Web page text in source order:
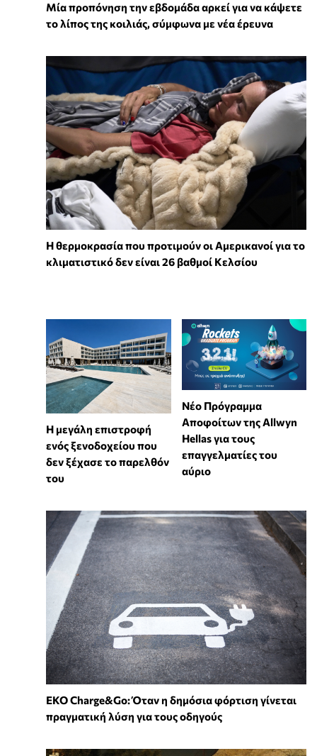
Μία προπόνηση την εβδομάδα αρκεί για να κάψετε
το λίπος της κοιλιάς, σύμφωνα με νέα έρευνα
Η θερμοκρασία που προτιμούν οι Αμερικανοί για το
κλιματιστικό δεν είναι 26 βαθμοί Κελσίου
Η μεγάλη επιστροφή
ενός ξενοδοχείου που
δεν ξέχασε το παρελθόν
του
Νέο Πρόγραμμα
Αποφοίτων της Allwyn
Hellas για τους
επαγγελματίες του
αύριο
EKO Charge&Go: Όταν η δημόσια φόρτιση γίνεται
πραγματική λύση για τους οδηγούς